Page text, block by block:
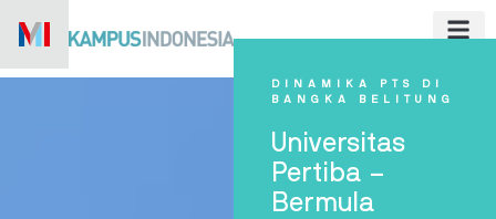
DINAMIKA PTS DI
BANGKA BELITUNG
Universitas
Pertiba –
Bermula